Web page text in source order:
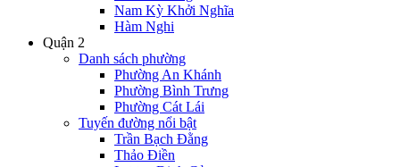
Nam Kỳ Khởi Nghĩa
Hàm Nghi
Quận 2
Danh sách phường
Phường An Khánh
Phường Bình Trưng
Phường Cát Lái
Tuyến đường nổi bật
Trần Bạch Đằng
Thảo Điền